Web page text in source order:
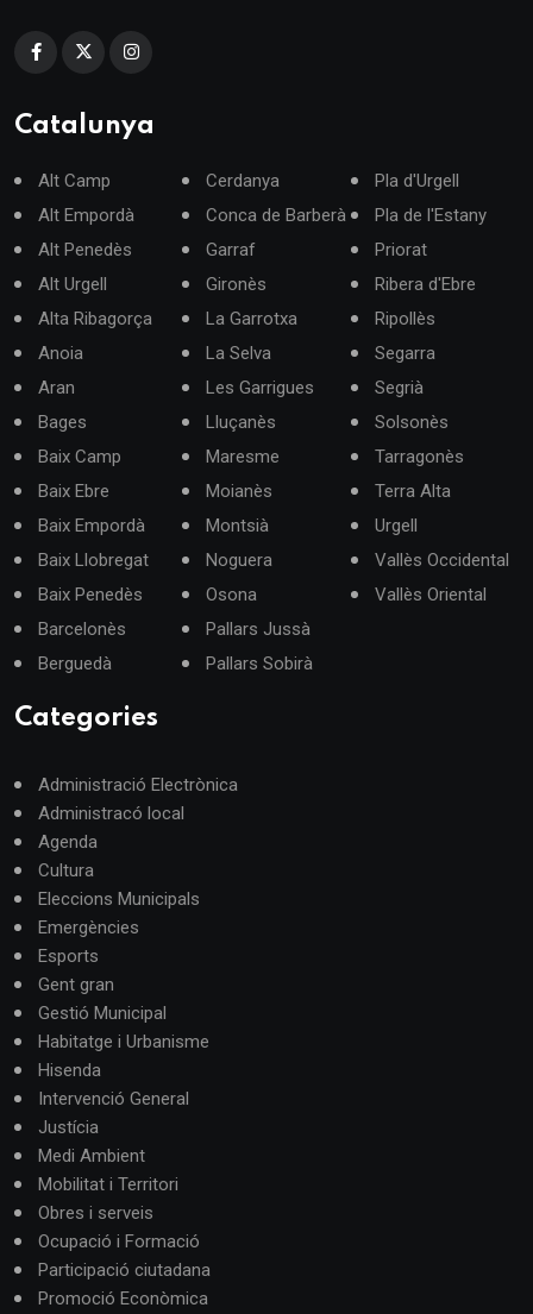
Catalunya
Alt Camp
Alt Empordà
Alt Penedès
Alt Urgell
Alta Ribagorça
Anoia
Aran
Bages
Baix Camp
Baix Ebre
Baix Empordà
Baix Llobregat
Baix Penedès
Barcelonès
Berguedà
Cerdanya
Conca de Barberà
Garraf
Gironès
La Garrotxa
La Selva
Les Garrigues
Lluçanès
Maresme
Moianès
Montsià
Noguera
Osona
Pallars Jussà
Pallars Sobirà
Pla d'Urgell
Pla de l'Estany
Priorat
Ribera d'Ebre
Ripollès
Segarra
Segrià
Solsonès
Tarragonès
Terra Alta
Urgell
Vallès Occidental
Vallès Oriental
Categories
Administració Electrònica
Administracó local
Agenda
Cultura
Eleccions Municipals
Emergències
Esports
Gent gran
Gestió Municipal
Habitatge i Urbanisme
Hisenda
Intervenció General
Justícia
Medi Ambient
Mobilitat i Territori
Obres i serveis
Ocupació i Formació
Participació ciutadana
Promoció Econòmica